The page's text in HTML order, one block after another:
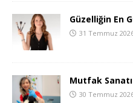
Güzelliğin En
31 Temmuz
Mutfak
30 Temmuz